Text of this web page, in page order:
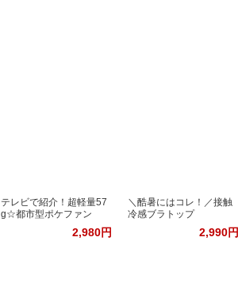
テレビで紹介！超軽量57
g☆都市型ポケファン
2,980円
＼酷暑にはコレ！／接触
冷感ブラトップ
2,990円